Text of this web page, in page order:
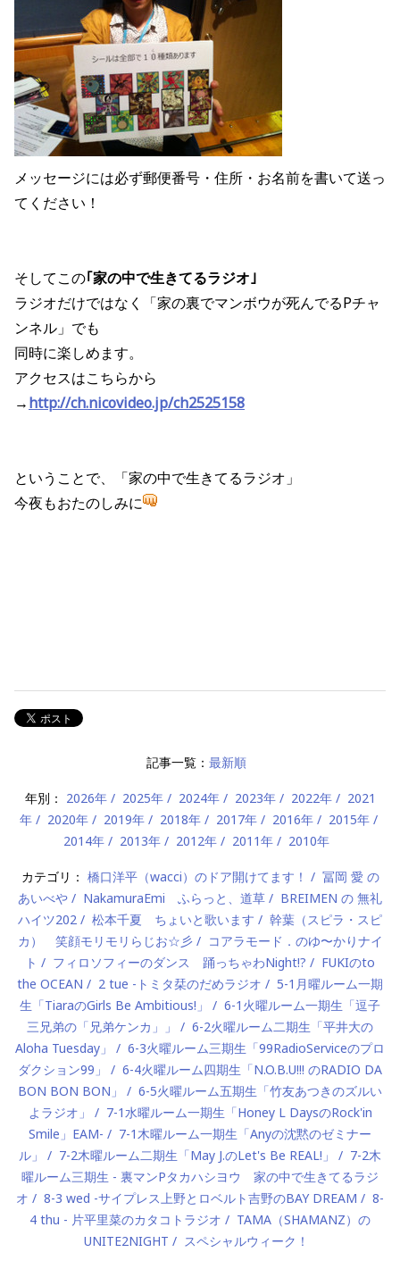
メッセージには必ず郵便番号・住所・お名前を書いて送っ
てください！
そしてこの｢家の中で生きてるラジオ｣
ラジオだけではなく「家の裏でマンボウが死んでるPチャ
ンネル」でも
同時に楽しめます。
アクセスはこちらから
→http://ch.nicovideo.jp/ch2525158
ということで、「家の中で生きてるラジオ」
今夜もおたのしみに
記事一覧： 最新順
年別： 2026年 2025年 2024年 2023年 2022年
2021
年
2020年 2019年 2018年 2017年 2016年
2015年
2014年
2013年 2012年 2011年 2010年
カテゴリ： 橋口洋平（wacci）のドア開けてます！
冨岡 愛 の
あいべや
NakamuraEmi ふらっと、道草
BREIMEN の 無礼
ハイツ202
松本千夏 ちょいと歌います
幹葉（スピラ・スピ
カ） 笑顔モリモリらじお☆彡
コアラモード．のゆ〜かりナイ
ト
フィロソフィーのダンス 踊っちゃわNight!?
FUKIのto
the OCEAN
2 tue -トミタ栞のだめラジオ
5-1月曜ルーム一期
生「TiaraのGirls Be Ambitious!」
6-1火曜ルーム一期生「逗子
三兄弟の「兄弟ケンカ」」
6-2火曜ルーム二期生「平井大の
Aloha Tuesday」
6-3火曜ルーム三期生「99RadioServiceのプロ
ダクション99」
6-4火曜ルーム四期生「N.O.B.U!!! のRADIO DA
BON BON BON」
6-5火曜ルーム五期生「竹友あつきのズルい
よラジオ」
7-1水曜ルーム一期生「Honey L DaysのRock'in
Smile」EAM-
7-1木曜ルーム一期生「Anyの沈黙のゼミナー
ル」
7-2木曜ルーム二期生「May J.のLet's Be REAL!」
7-2木
曜ルーム三期生 - 裏マンPタカハシヨウ 家の中で生きてるラジ
オ
8-3 wed -サイプレス上野とロベルト吉野のBAY DREAM
8-
4 thu - 片平里菜のカタコトラジオ
TAMA（SHAMANZ）の
UNITE2NIGHT
スペシャルウィーク！